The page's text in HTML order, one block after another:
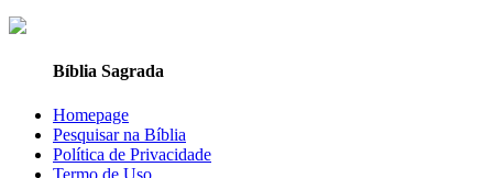
Bíblia Sagrada
Homepage
Pesquisar na Bíblia
Política de Privacidade
Termo de Uso